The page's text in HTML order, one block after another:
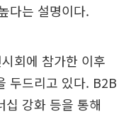
다는 설명이다.
회에 참가한 이후
두드리고 있다. B2B
십 강화 등을 통해